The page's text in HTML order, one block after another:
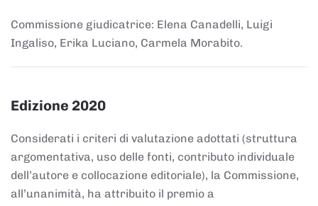
Commissione giudicatrice: Elena Canadelli, Luigi
Ingaliso, Erika Luciano, Carmela Morabito.
Edizione 2020
Considerati i criteri di valutazione adottati (struttura
argomentativa, uso delle fonti, contributo individuale
dell’autore e collocazione editoriale), la Commissione,
all’unanimità, ha attribuito il premio a